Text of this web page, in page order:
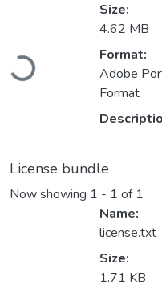
Loading...
Size:
4.62 MB
Format:
Adobe
Format
License bundle
Now showing 1 - 1 of 1
Name:
license.txt
Size:
1.71 KB